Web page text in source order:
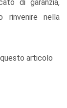
di garanzia,
rinvenire nella
articolo